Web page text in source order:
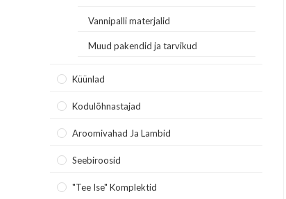
Vannipalli materjalid
Muud pakendid ja tarvikud
Küünlad
Kodulõhnastajad
Aroomivahad Ja Lambid
Seebiroosid
"Tee Ise" Komplektid